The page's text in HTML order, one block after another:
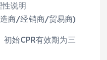
说明
商/经销商/贸易商)
始CPR有效期为三